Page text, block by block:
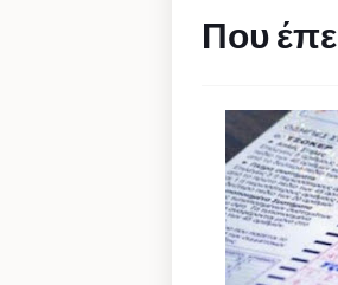
Που